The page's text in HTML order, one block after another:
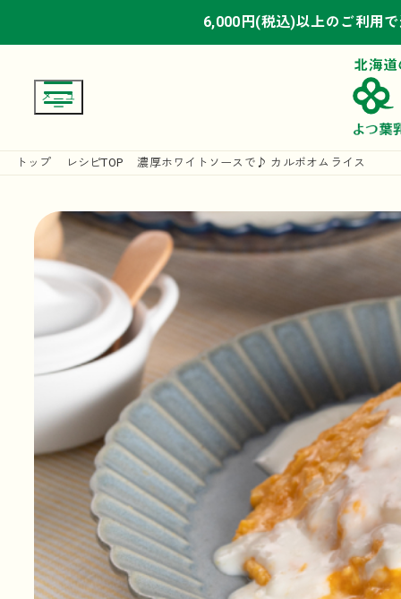
6,000円(税込)以上のご利用
6,000円(税込)以上のご利用
6,000円(税込)以上のご利用
トップ レシピTOP 濃厚ホワイトソースで♪ カルボオムライス